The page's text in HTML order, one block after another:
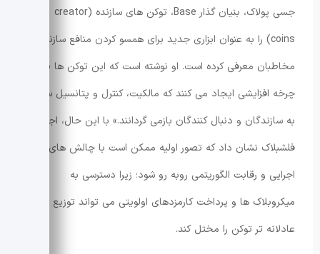
جسی پولاک، بنیان گذار Base، توکن های سازنده (creator
coins) را به عنوان ابزاری جدید برای همسو کردن منافع سازنده و
مخاطبان معرفی کرده است. او نوشته است که این توکن ها «یک
چرخه افزایشی ایجاد می کنند که مالکیت، کنترل و پتانسیل سود را
به سازندگان و دنبال کنندگان بازمی گردانند.» با این حال، اجرای
فلشبلاک نشان داد که تصور اولیه ممکن است با چالش های
اجرایی و رقابت الگوریتمی روبه رو شود؛ زیرا دسترسی به
میکروبلاک ها و پرداخت کارمزدهای اولویتی می تواند توزیع
عادلانه تر توکن را مختل کند.